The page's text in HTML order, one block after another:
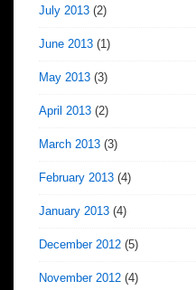
July 2013 (2)
June 2013 (1)
May 2013 (3)
April 2013 (2)
March 2013 (3)
February 2013 (4)
January 2013 (4)
December 2012 (5)
November 2012 (4)